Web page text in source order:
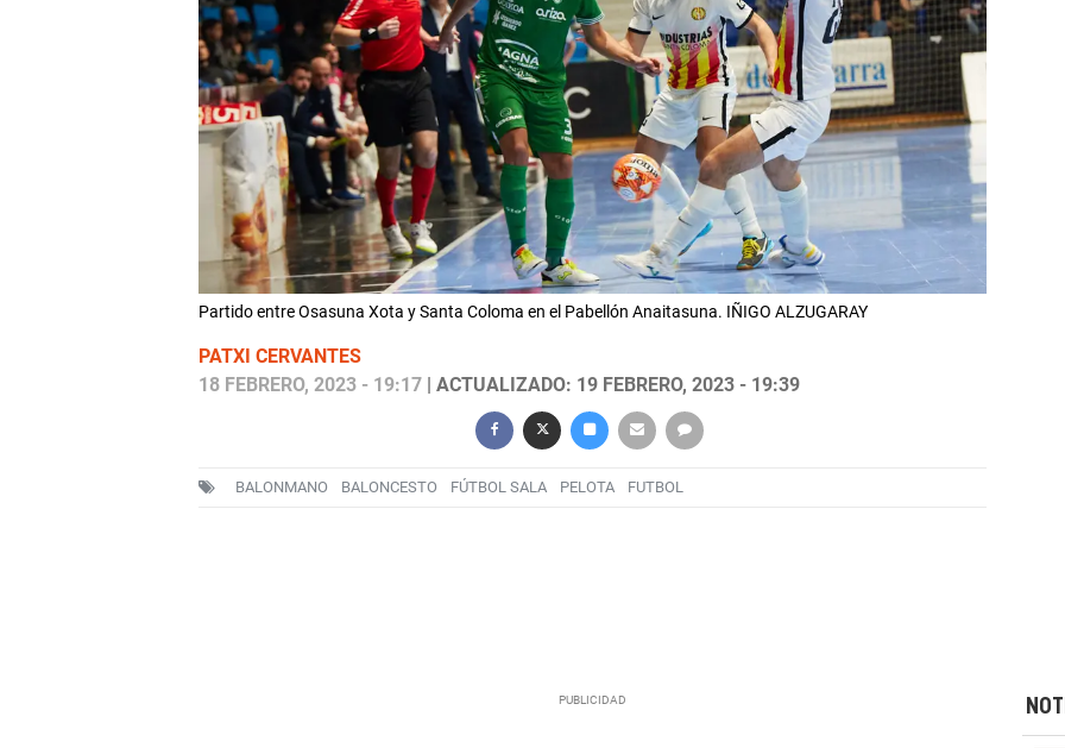
Partido entre Osasuna Xota y Santa Coloma en el Pabellón Anaitasuna. IÑIGO ALZUGARAY
PATXI CERVANTES
18 FEBRERO, 2023 - 19:17| ACTUALIZADO: 19 FEBRERO, 2023 - 19:39
BALONMANO BALONCESTO FÚTBOL SALA PELOTA FUTBOL